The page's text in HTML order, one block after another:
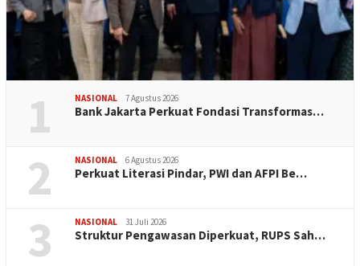
1 NASIONAL 7 Agustus 2026
Bank Jakarta Perkuat Fondasi Transformas…
2 NASIONAL 6 Agustus 2026
Perkuat Literasi Pindar, PWI dan AFPI Be…
3 NASIONAL 31 Juli 2026
​Struktur Pengawasan Diperkuat, RUPS Sah…